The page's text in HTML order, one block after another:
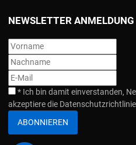
NEWSLETTER ANMELDUNG
* Ich bin damit einverstanden,
akzeptiere die
ABONNIEREN